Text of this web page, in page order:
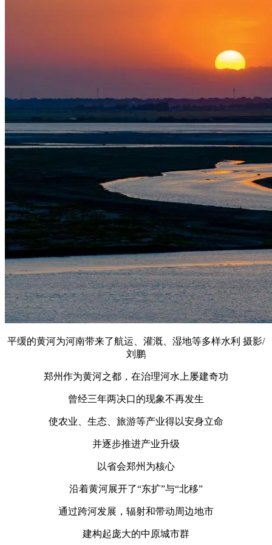
平缓的黄河为河南带来了航运、灌溉、湿地等多样水利 摄影/
刘鹏
郑州作为黄河之都，在治理河水上屡建奇功
曾经三年两决口的现象不再发生
使农业、生态、旅游等产业得以安身立命
并逐步推进产业升级
以省会郑州为核心
沿着黄河展开了“东扩”与“北移”
通过跨河发展，辐射和带动周边地市
建构起庞大的中原城市群